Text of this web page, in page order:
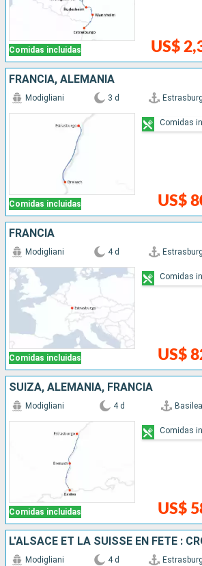
Comidas incluidas US$
FRANCIA, ALEMANIA
Comidas incluidas
Modigliani 3 d
US$
Comidas
FRANCIA
Comidas incluidas
Modigliani 4 d
US$
Comidas
SUIZA, ALEMANIA, FRANCIA
Comidas incluidas
Modigliani 4 d Basilea
US$
Comidas
Modigliani 4 d